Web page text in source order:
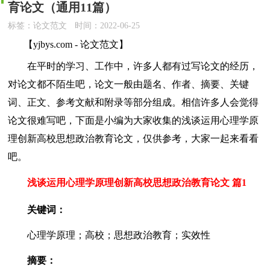
育论文（通用11篇）
标签：论文范文 时间：2022-06-25
【yjbys.com - 论文范文】
在平时的学习、工作中，许多人都有过写论文的经历，
对论文都不陌生吧，论文一般由题名、作者、摘要、关键
词、正文、参考文献和附录等部分组成。相信许多人会觉得
论文很难写吧，下面是小编为大家收集的浅谈运用心理学原
理创新高校思想政治教育论文，仅供参考，大家一起来看看
吧。
浅谈运用心理学原理创新高校思想政治教育论文 篇1
关键词：
心理学原理；高校；思想政治教育；实效性
摘要：